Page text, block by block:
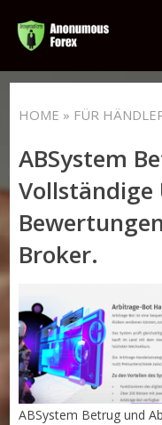
HOME » FÜR
ABSystem
Broker.
ABSystem Betrug und